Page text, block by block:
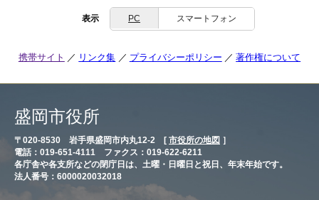
表示 PC スマートフォン
携帯サイト リンク集 プライバシーポリシー 著作権について
盛岡市役所
〒020-8530 岩手県盛岡市内丸12-2 [ 市役所の地図 ］
電話：019-651-4111 ファクス：019-622-6211
各庁舎や各支所などの閉庁日は、土曜・日曜日と祝日、年末年始です。
法人番号：6000020032018